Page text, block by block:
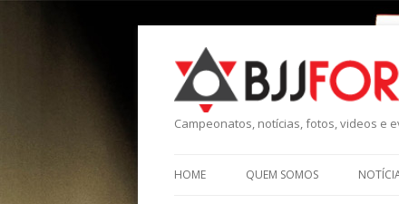
Campeonatos, notícias, fotos, videos e
HOME QUEM SOMOS